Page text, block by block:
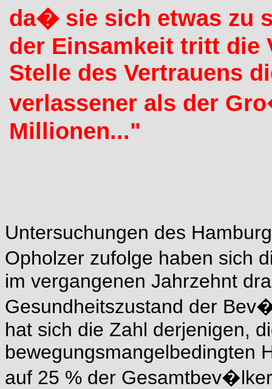
da� sie sich etwas zu
der Einsamkeit tritt die
Stelle des Vertrauens
verlassener als der
Millionen..."
Untersuchungen des
Opholzer zufolge haben sich
im vergangenen Jahrzehnt
Gesundheitszustand der
hat sich die Zahl derjenigen,
bewegungsmangelbedingten
auf 25 % der